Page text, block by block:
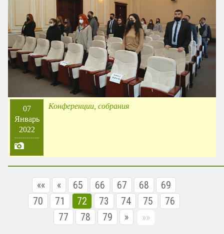
07
Январь
2022
Конференции, собрания
«« « 65 66 67 68
69
70
71 72 73 74 75
76
77
78 79 » »»